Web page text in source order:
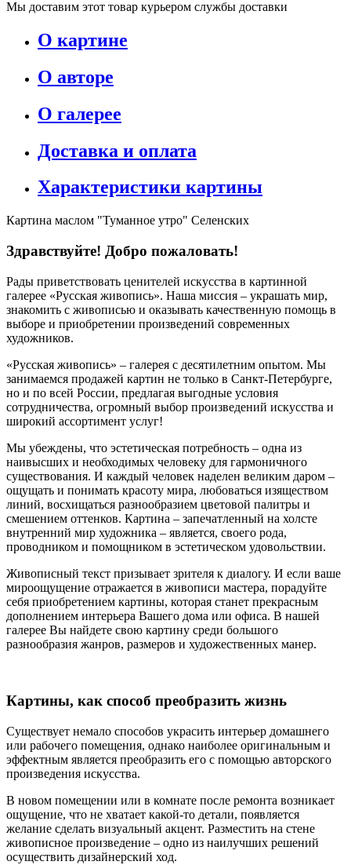
Мы доставим этот товар курьером службы доставки
О картине
О авторе
О галерее
Доставка и оплата
Характеристики картины
Картина маслом "Туманное утро" Селенских
Здравствуйте! Добро пожаловать!
Рады приветствовать ценителей искусства в картинной
галерее «Русская живопись». Наша миссия – украшать мир,
знакомить с живописью и оказывать качественную помощь в
выборе и приобретении произведений современных
художников.
«Русская живопись» – галерея c десятилетним опытом. Мы
занимаемся продажей картин не только в Санкт-Петербурге,
но и по всей России, предлагая выгодные условия
сотрудничества, огромный выбор произведений искусства и
широкий ассортимент услуг!
Мы убеждены, что эстетическая потребность – одна из
наивысших и необходимых человеку для гармоничного
существования. И каждый человек наделен великим даром –
ощущать и понимать красоту мира, любоваться изяществом
линий, восхищаться разнообразием цветовой палитры и
смешением оттенков. Картина – запечатленный на холсте
внутренний мир художника – является, своего рода,
проводником и помощником в эстетическом удовольствии.
Живописный текст призывает зрителя к диалогу. И если ваше
мироощущение отражается в живописи мастера, порадуйте
себя приобретением картины, которая станет прекрасным
дополнением интерьера Вашего дома или офиса. В нашей
галерее Вы найдете свою картину среди большого
разнообразия жанров, размеров и художественных манер.
Картины, как способ преобразить жизнь
Существует немало способов украсить интерьер домашнего
или рабочего помещения, однако наиболее оригинальным и
эффектным является преобразить его с помощью авторского
произведения искусства.
В новом помещении или в комнате после ремонта возникает
ощущение, что не хватает какой-то детали, появляется
желание сделать визуальный акцент. Разместить на стене
живописное произведение – одно из наилучших решений
осуществить дизайнерский ход.